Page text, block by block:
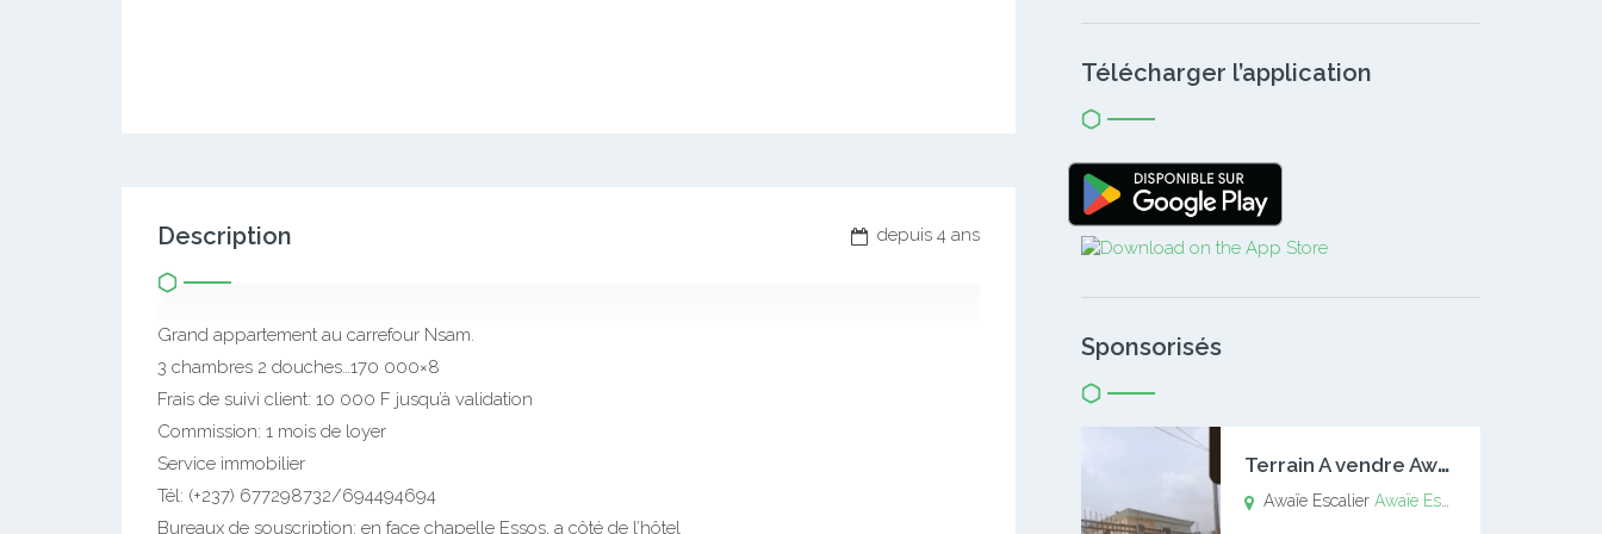
depuis 4 ans
Description
Grand appartement au carrefour Nsam.
3 chambres 2 douches…170 000×8
Frais de suivi client: 10 000 F jusqu’à validation
Commission: 1 mois de loyer
Service immobilier
Tél: (+237) 677298732/694494694
Bureaux de souscription: en face chapelle Essos, a côté de l’hôtel
Télécharger l’application
Sponsorisés
T
errain A vendre Awaïe Escalier
Awaïe EscalierAwaïe Escalier